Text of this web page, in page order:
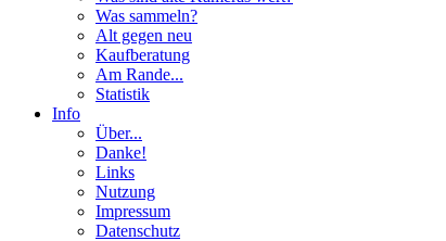
Was sammeln?
Alt gegen neu
Kaufberatung
Am Rande...
Statistik
Info
Über...
Danke!
Links
Nutzung
Impressum
Datenschutz